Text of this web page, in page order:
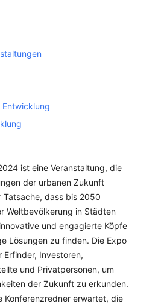
ist eine Veranstaltung, die
der urbanen Zukunft
dass bis 2050
Weltbevölkerung in Städten
und engagierte Köpfe
Lösungen zu finden. Die Expo
Investoren,
und Privatpersonen, um
der Zukunft zu erkunden.
Konferenzredner erwartet, die